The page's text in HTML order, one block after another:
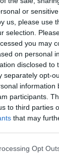
or
us, please use
selection.
you may
on personal
disclosed to
separately opt-
information
participants.
to third parties
that may
app uses
Opt